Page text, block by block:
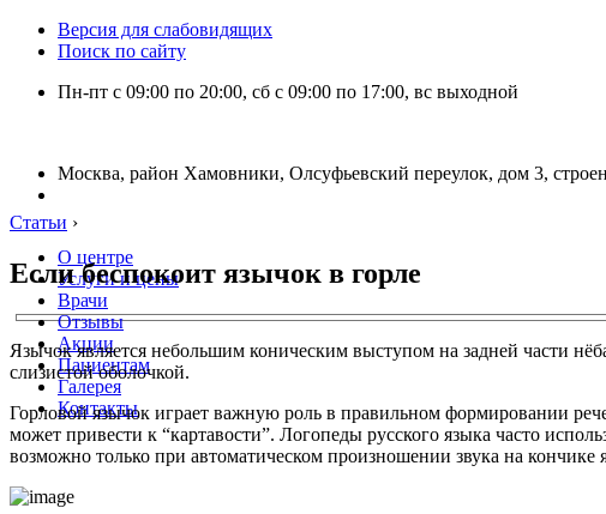
Версия для слабовидящих
Поиск по сайту
Пн-пт с 09:00 по 20:00, сб с 09:00 по 17:00, вс выходной
Москва, район Хамовники, Олсуфьевский переулок, дом 3,
О центре
Услуги и цены
Врачи
Отзывы
Акции
Пациентам
Галерея
Контакты
Статьи ›
Если беспокоит язычок в горле
Язычок является небольшим коническим выступом на задней части
слизистой оболочкой.
Горловой язычок играет важную роль в правильном формировании
может привести к “картавости”. Логопеды русского языка часто
возможно только при автоматическом произношении звука на кончике